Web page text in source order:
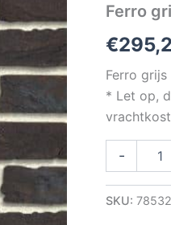
Ferro
€
Ferro
* Let op,
-
aantal
SKU: 78532